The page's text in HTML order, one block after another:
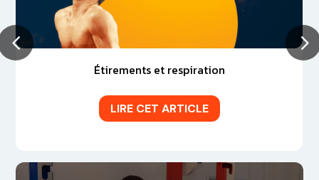
Étirements et respiration
LIRE CET ARTICLE